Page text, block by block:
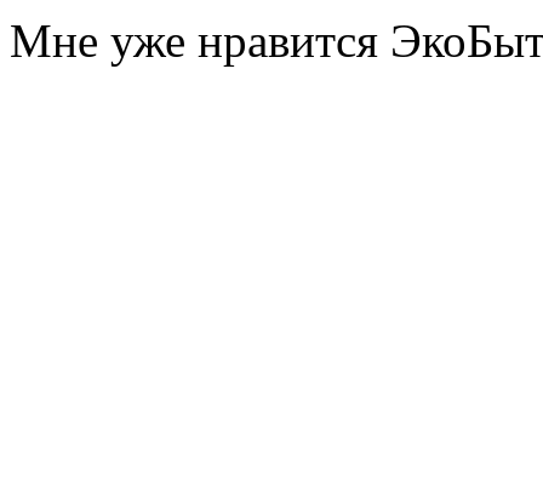
Мне уже нравится